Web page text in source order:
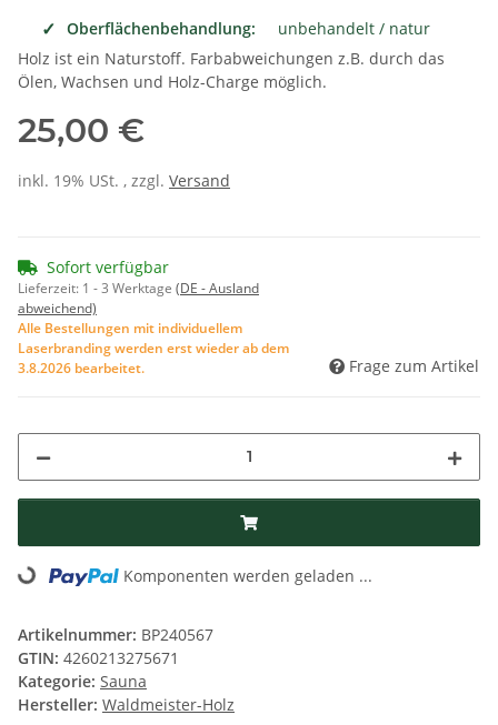
Oberflächenbehandlung:
unbehandelt / natur
Holz ist ein Naturstoff. Farbabweichungen z.B. durch das
Ölen, Wachsen und Holz-Charge möglich.
25,00 €
inkl. 19% USt. , zzgl. Versand
Sofort verfügbar
Lieferzeit: 1 - 3 Werktage (DE - Ausland
abweichend)
Alle Bestellungen mit individuellem
Laserbranding werden erst wieder ab dem
3.8.2026 bearbeitet.
Frage zum Artikel
Loading... Komponenten werden geladen ...
Artikelnummer: BP240567
GTIN: 4260213275671
Kategorie: Sauna
Hersteller: Waldmeister-Holz